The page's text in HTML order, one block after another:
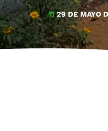
today 29 DE MAYO